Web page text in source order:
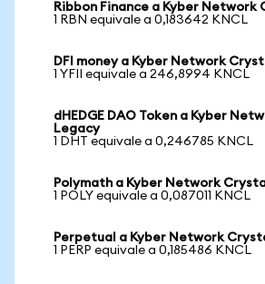
Ribbon Finance a Kyber Network
1 RBN equivale a 0,183642 KNCL
DFI money a Kyber Network
1 YFII equivale a 246,8994 KNCL
dHEDGE DAO Token a Kyber
Legacy
1 DHT equivale a 0,246785 KNCL
Polymath a Kyber Network
1 POLY equivale a 0,087011 KNCL
Perpetual a Kyber Network
1 PERP equivale a 0,185486 KNCL